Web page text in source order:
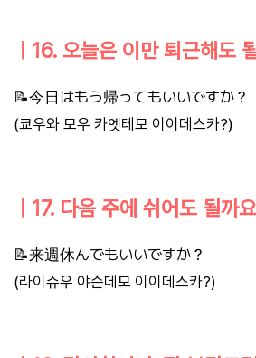
ㅣ16. 오늘은 이만 퇴근해도
📝今日はもう帰ってもいいですか？
(쿄우와 모우 카엣테모 이이데스카?)
ㅣ17. 다음 주에 쉬어도 될까
📝来週休んでもいいですか？
(라이슈우 야슨데모 이이데스카?)